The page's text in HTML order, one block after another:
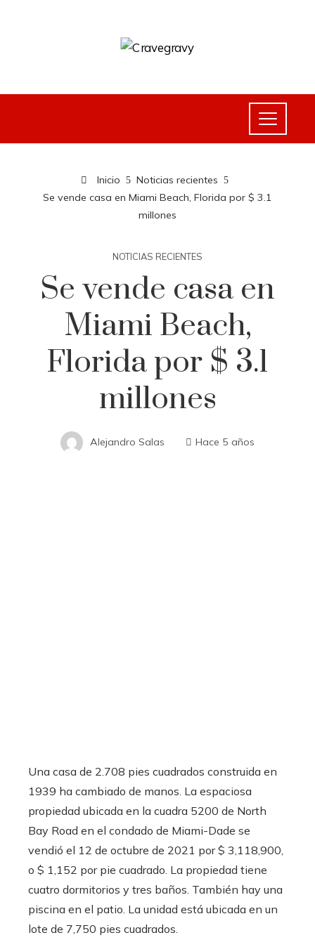
Inicio
Noticias recientes
Se vende casa en Miami Beach, Florida por $ 3.1
millones
NOTICIAS RECIENTES
Se vende casa en
Miami Beach,
Florida por $ 3.1
millones
Alejandro Salas Hace 5 años
Una casa de 2.708 pies cuadrados construida en
1939 ha cambiado de manos. La espaciosa
propiedad ubicada en la cuadra 5200 de North
Bay Road en el condado de Miami-Dade se
vendió el 12 de octubre de 2021 por $ 3,118,900,
o $ 1,152 por pie cuadrado. La propiedad tiene
cuatro dormitorios y tres baños. También hay una
piscina en el patio. La unidad está ubicada en un
lote de 7,750 pies cuadrados.